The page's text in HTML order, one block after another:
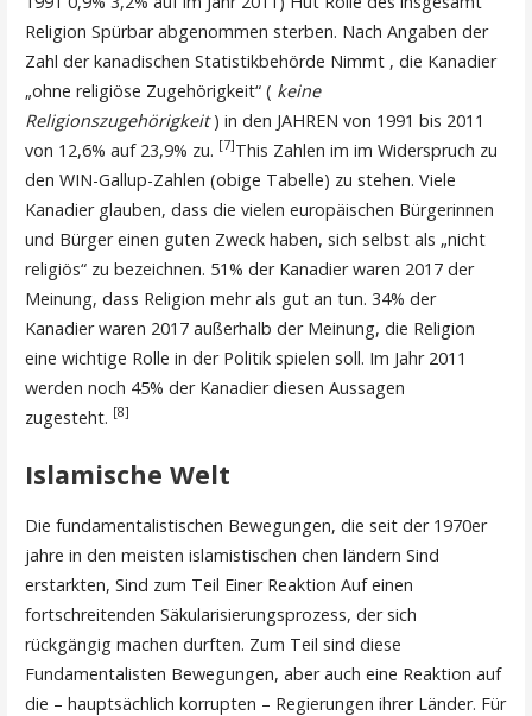
Religion Spürbar abgenommen sterben. Nach Angaben der
Zahl der kanadischen Statistikbehörde Nimmt , die Kanadier
„ohne religiöse Zugehörigkeit“ ( keine
Religionszugehörigkeit) in den JAHREN von 1991 bis 2011
von 12,6% auf 23,9% zu. [7]This Zahlen im im Widerspruch zu
den WIN-Gallup-Zahlen (obige Tabelle) zu stehen. Viele
Kanadier glauben, dass die vielen europäischen Bürgerinnen
und Bürger einen guten Zweck haben, sich selbst als „nicht
religiös“ zu bezeichnen. 51% der Kanadier waren 2017 der
Meinung, dass Religion mehr als gut an tun. 34% der
Kanadier waren 2017 außerhalb der Meinung, die Religion
eine wichtige Rolle in der Politik spielen soll. Im Jahr 2011
werden noch 45% der Kanadier diesen Aussagen
zugesteht. [8]
Islamische Welt
Die fundamentalistischen Bewegungen, die seit der 1970er
jahre in den meisten islamistischen chen ländern Sind
erstarkten, Sind zum Teil Einer Reaktion Auf einen
fortschreitenden Säkularisierungsprozess, der sich
rückgängig machen durften. Zum Teil sind diese
Fundamentalisten Bewegungen, aber auch eine Reaktion auf
die – hauptsächlich korrupten – Regierungen ihrer Länder. Für